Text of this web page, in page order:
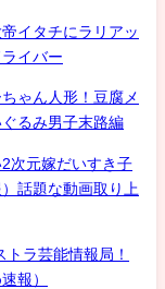
イタチにラリアッ
イバー
ゃん人形！豆腐メ
るみ男子末路編
次元嫁だいすき子
話題な動画取り上
ラ芸能情報局！
報）